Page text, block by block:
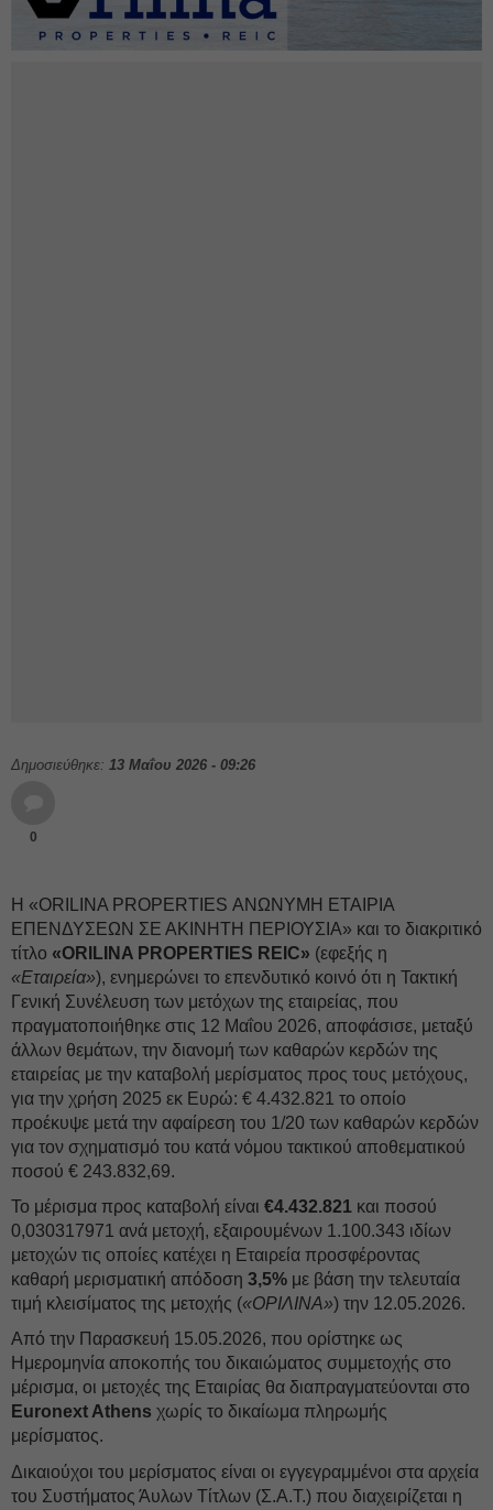
Δημοσιεύθηκε: 13 Μαΐου 2026 - 09:26
0
Η «ORILINA PROPERTIES ΑΝΩΝΥΜΗ ΕΤΑΙΡΙΑ
ΕΠΕΝΔΥΣΕΩΝ ΣΕ ΑΚΙΝΗΤΗ ΠΕΡΙΟΥΣΙΑ» και το διακριτικό
τίτλο «ORILINA PROPERTIES REIC» (εφεξής η
«Εταιρεία»), ενημερώνει το επενδυτικό κοινό ότι η Τακτική
Γενική Συνέλευση των μετόχων της εταιρείας, που
πραγματοποιήθηκε στις 12 Μαΐου 2026, αποφάσισε, μεταξύ
άλλων θεμάτων, την διανομή των καθαρών κερδών της
εταιρείας με την καταβολή μερίσματος προς τους μετόχους,
για την χρήση 2025 εκ Ευρώ: € 4.432.821 το οποίο
προέκυψε μετά την αφαίρεση του 1/20 των καθαρών κερδών
για τον σχηματισμό του κατά νόμου τακτικού αποθεματικού
ποσού € 243.832,69.
Το μέρισμα προς καταβολή είναι €4.432.821 και ποσού
0,030317971 ανά μετοχή, εξαιρουμένων 1.100.343 ιδίων
μετοχών τις οποίες κατέχει η Εταιρεία προσφέροντας
καθαρή μερισματική απόδοση 3,5% με βάση την τελευταία
τιμή κλεισίματος της μετοχής («ΟΡΙΛΙΝΑ») την 12.05.2026.
Από την Παρασκευή 15.05.2026, που ορίστηκε ως
Ημερομηνία αποκοπής του δικαιώματος συμμετοχής στο
μέρισμα, οι μετοχές της Εταιρίας θα διαπραγματεύονται στο
Euronext Athens χωρίς το δικαίωμα πληρωμής
μερίσματος.
Δικαιούχοι του μερίσματος είναι οι εγγεγραμμένοι στα αρχεία
του Συστήματος Άυλων Τίτλων (Σ.Α.Τ.) που διαχειρίζεται η